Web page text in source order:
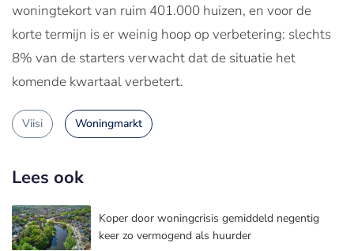
woningtekort van ruim 401.000 huizen, en voor de
korte termijn is er weinig hoop op verbetering: slechts
8% van de starters verwacht dat de situatie het
komende kwartaal verbetert.
Viisi Woningmarkt
Lees ook
Koper door woningcrisis gemiddeld negentig
keer zo vermogend als huurder